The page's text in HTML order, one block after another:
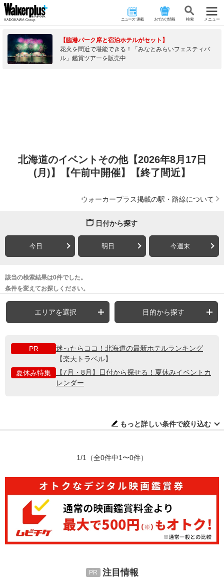
ニュース･連載 おでかけ情報 検 索 メニュー
【臨港パーク席と宿泊ホテルがセット】
花火を間近で堪能できる！「みなとみらいフェスティバ
ル」鑑賞ツアーを販売中
北海道のイベントその他【2026年8月17日
(月)】【午前中開催】【終了間近】
ウォーカープラス掲載の駅・路線について
日付から探す
今日 明日 今週末
該当の検索結果は0件でした。
条件を変えてお探しください。
エリアを選択 目的から探す
PR
迷ったらココ！北海道の最新ホテルランキング
【楽天トラベル】
夏休み特集
【7月・8月】日付から探せる！夏休みイベントカ
レンダー
もっと詳しい条件で絞り込む
1/1 （全0件中1〜0件）
注目情報